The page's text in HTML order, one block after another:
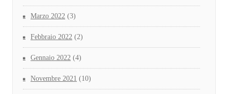
Marzo 2022 (3)
Febbraio 2022 (2)
Gennaio 2022 (4)
Novembre 2021 (10)